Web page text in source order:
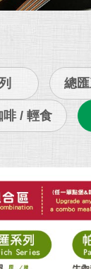
總
啡 / 輕食